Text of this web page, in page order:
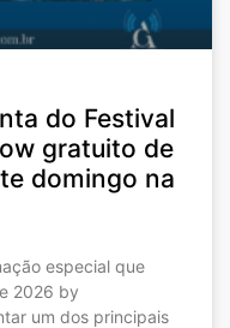
do Festival
gratuito de
domingo na
especial que
2026 by
um dos principais